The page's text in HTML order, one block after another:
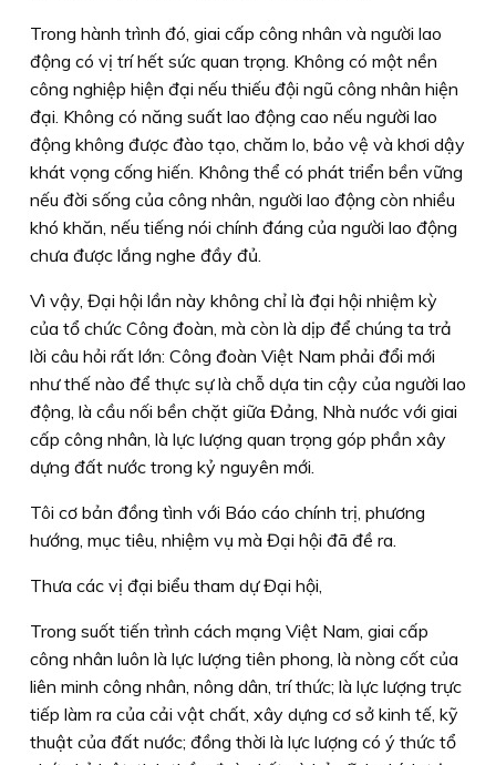
Trong hành trình đó, giai cấp công nhân và người lao
động có vị trí hết sức quan trọng. Không có một nền
công nghiệp hiện đại nếu thiếu đội ngũ công nhân hiện
đại. Không có năng suất lao động cao nếu người lao
động không được đào tạo, chăm lo, bảo vệ và khơi dậy
khát vọng cống hiến. Không thể có phát triển bền vững
nếu đời sống của công nhân, người lao động còn nhiều
khó khăn, nếu tiếng nói chính đáng của người lao động
chưa được lắng nghe đầy đủ.
Vì vậy, Đại hội lần này không chỉ là đại hội nhiệm kỳ
của tổ chức Công đoàn, mà còn là dịp để chúng ta trả
lời câu hỏi rất lớn: Công đoàn Việt Nam phải đổi mới
như thế nào để thực sự là chỗ dựa tin cậy của người lao
động, là cầu nối bền chặt giữa Đảng, Nhà nước với giai
cấp công nhân, là lực lượng quan trọng góp phần xây
dựng đất nước trong kỷ nguyên mới.
Tôi cơ bản đồng tình với Báo cáo chính trị, phương
hướng, mục tiêu, nhiệm vụ mà Đại hội đã đề ra.
Thưa các vị đại biểu tham dự Đại hội,
Trong suốt tiến trình cách mạng Việt Nam, giai cấp
công nhân luôn là lực lượng tiên phong, là nòng cốt của
liên minh công nhân, nông dân, trí thức; là lực lượng trực
tiếp làm ra của cải vật chất, xây dựng cơ sở kinh tế, kỹ
thuật của đất nước; đồng thời là lực lượng có ý thức tổ